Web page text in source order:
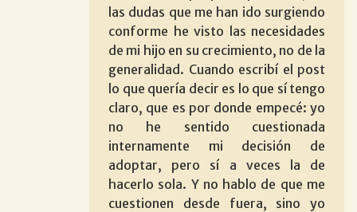
las dudas que me han ido surgiendo
conforme he visto las necesidades
de mi hijo en su crecimiento, no de la
generalidad. Cuando escribí el post
lo que quería decir es lo que sí tengo
claro, que es por donde empecé: yo
no he sentido cuestionada
internamente mi decisión de
adoptar, pero sí a veces la de
hacerlo sola. Y no hablo de que me
cuestionen desde fuera, sino yo